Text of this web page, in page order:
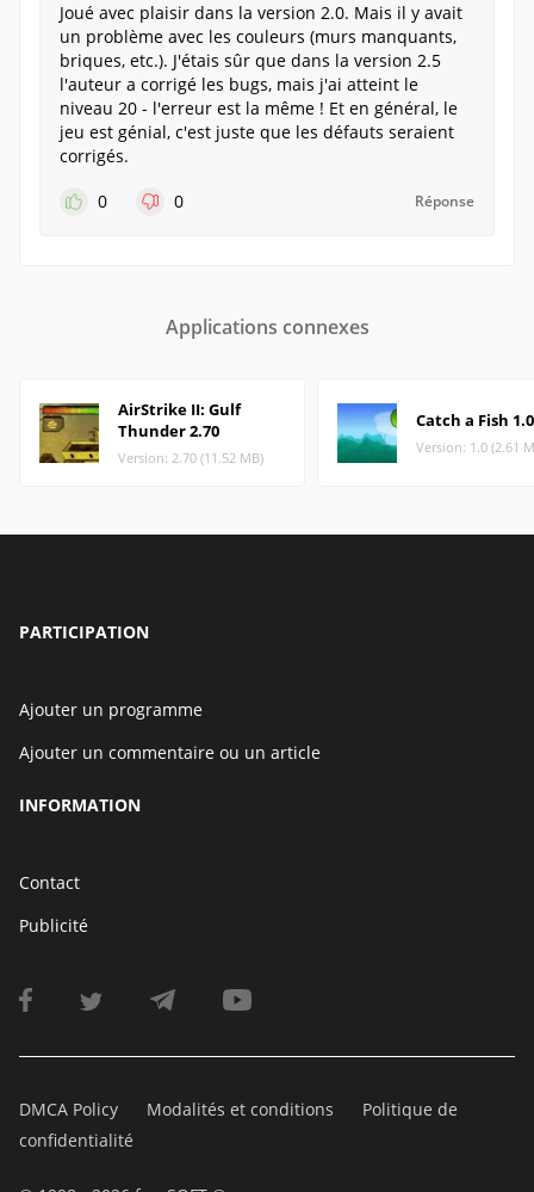
Joué avec plaisir dans la version 2.0. Mais il y avait
un problème avec les couleurs (murs manquants,
briques, etc.). J'étais sûr que dans la version 2.5
l'auteur a corrigé les bugs, mais j'ai atteint le
niveau 20 - l'erreur est la même ! Et en général, le
jeu est génial, c'est juste que les défauts seraient
corrigés.
0
0 Réponse
Applications connexes
AirStrike II: Gulf
Thunder 2.70
Version: 2.70 (11.52 MB)
Catch a Fish 1.0
Version: 1.0 (2.61
PARTICIPATION
Ajouter un programme
Ajouter un commentaire ou un article
INFORMATION
Contact
Publicité
DMCA Policy Modalités et conditions
Politique de
confidentialité